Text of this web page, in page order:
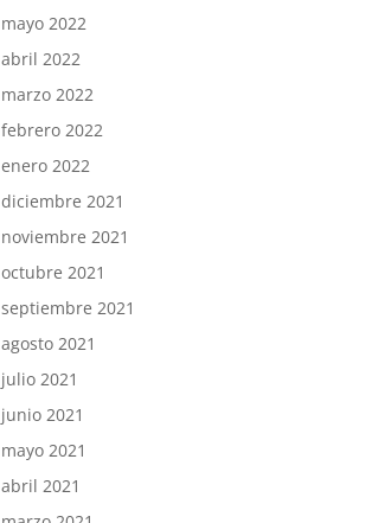
mayo 2022
abril 2022
marzo 2022
febrero 2022
enero 2022
diciembre 2021
noviembre 2021
octubre 2021
septiembre 2021
agosto 2021
julio 2021
junio 2021
mayo 2021
abril 2021